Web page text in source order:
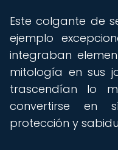
Este colgante de
ejemplo
integraban
mitología en sus
trascendían lo
convertirse en
protección y